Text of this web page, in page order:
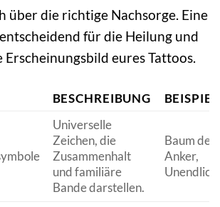
über die richtige Nachsorge. Eine
für die Heilung und
Erscheinungsbild eures Tattoos.
BESCHREIBUNG
Universelle
Zeichen, die
Zusammenhalt
und familiäre
Bande darstellen.
Baum des
Anker,